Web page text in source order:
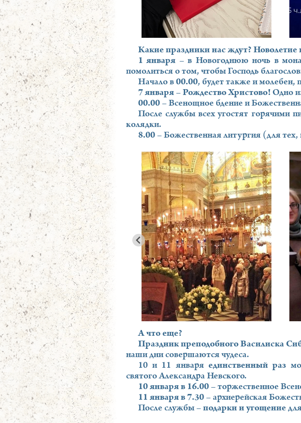
Какие праздники нас ждут? Новолетие
1 января – в Новогоднюю ночь в
помолиться о том, чтобы Господь
Начало в 00.00, будет также и
7 января – Рождество Христово! Одно
00.00– Всенощное бдение и
После службы всех угостят горячими
колядки.
8.00– Божественная литургия (для
А что еще?
Праздник преподобного Василиска
наши дни совершаются чудеса.
10 и 11 января единственный раз
святого Александра Невского.
10 января в 16.00– торжественное
11 января в 7.30– архиерейская
После службы – подарки и угощение